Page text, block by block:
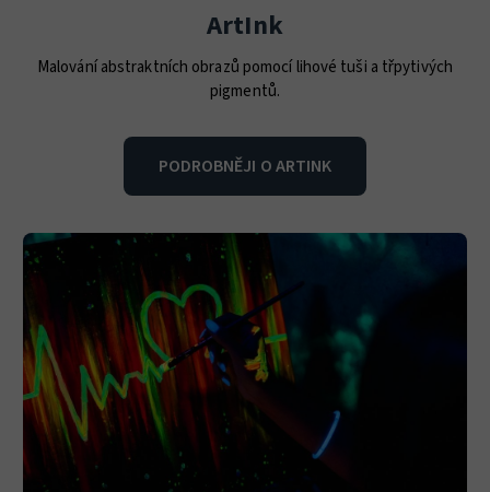
ArtInk
Malování abstraktních obrazů pomocí lihové tuši a třpytivých
pigmentů.
PODROBNĚJI O ARTINK